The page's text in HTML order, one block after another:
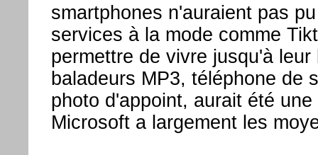
smartphones n'auraient pas
services à la mode comme
permettre de vivre jusqu'à leur
baladeurs MP3, téléphone de
photo d'appoint, aurait été
Microsoft a largement les